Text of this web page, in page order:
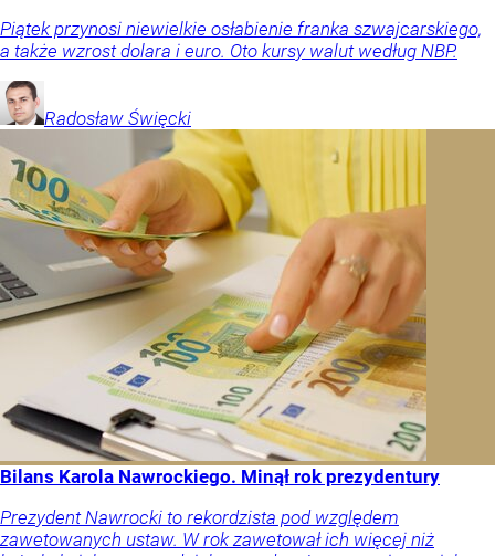
Piątek przynosi niewielkie osłabienie franka szwajcarskiego,
a także wzrost dolara i euro. Oto kursy walut według NBP.
Radosław Święcki
Bilans Karola Nawrockiego. Minął rok prezydentury
Prezydent Nawrocki to rekordzista pod względem
zawetowanych ustaw. W rok zawetował ich więcej niż